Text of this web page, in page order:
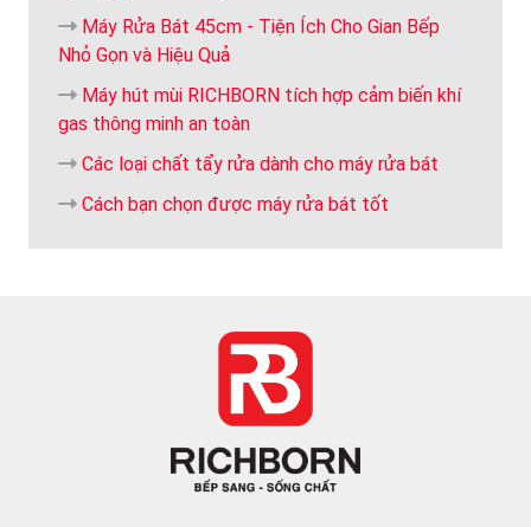
Máy Rửa Bát 45cm - Tiện Ích Cho Gian Bếp
Nhỏ Gọn và Hiệu Quả
Máy hút mùi RICHBORN tích hợp cảm biến khí
gas thông minh an toàn
Các loại chất tẩy rửa dành cho máy rửa bát
Cách bạn chọn được máy rửa bát tốt